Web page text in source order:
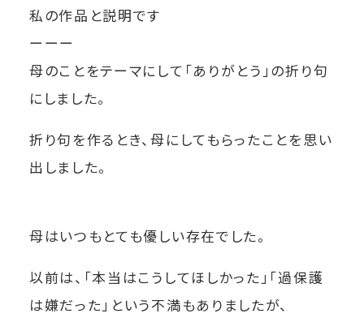
私の作品と説明です
ーーー
母のことをテーマにして「ありがとう」の折り句
にしました。
折り句を作るとき、母にしてもらったことを思い
出しました。
母はいつもとても優しい存在でした。
以前は、「本当はこうしてほしかった」「過保護
は嫌だった」という不満もありましたが、